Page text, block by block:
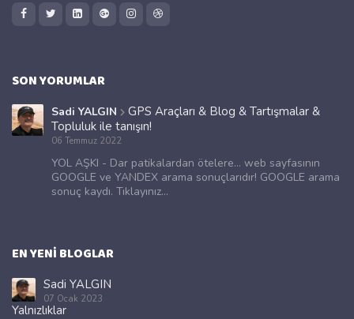
SON YORUMLAR
Sadi YALGIN
GPS Araçları & Blog & Tartışmalar &
Topluluk ile tanışın!
06 Temmuz 2022
YOL AŞKI - Dar patikalardan ötelere... web sayfasının
GOOGLE ve YANDEX arama sonuçlarıdır! GOOGLE arama
sonuç kaydı. Tıklayınız...
EN YENI BLOGLAR
Sadi YALGIN
07 Ocak 2023
Yalnızlıklar